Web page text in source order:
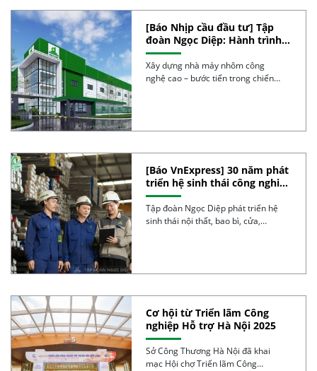
[Báo Nhịp cầu đầu tư] Tập
đoàn Ngọc Diệp: Hành trình
30 năm phát triển bền vững,
kiến tạo vị thế
Xây dựng nhà máy nhôm công
nghệ cao – bước tiến trong chiến
[Báo VnExpress] 30 năm phát
triển hệ sinh thái công nghiệp
của tập đoàn Ngọc Diệp
Tập đoàn Ngọc Diệp phát triển hệ
sinh thái nội thất, bao bì, cửa,
Cơ hội từ Triển lãm Công
nghiệp Hỗ trợ Hà Nội 2025
Sở Công Thương Hà Nội đã khai
mạc Hội chợ Triển lãm Công